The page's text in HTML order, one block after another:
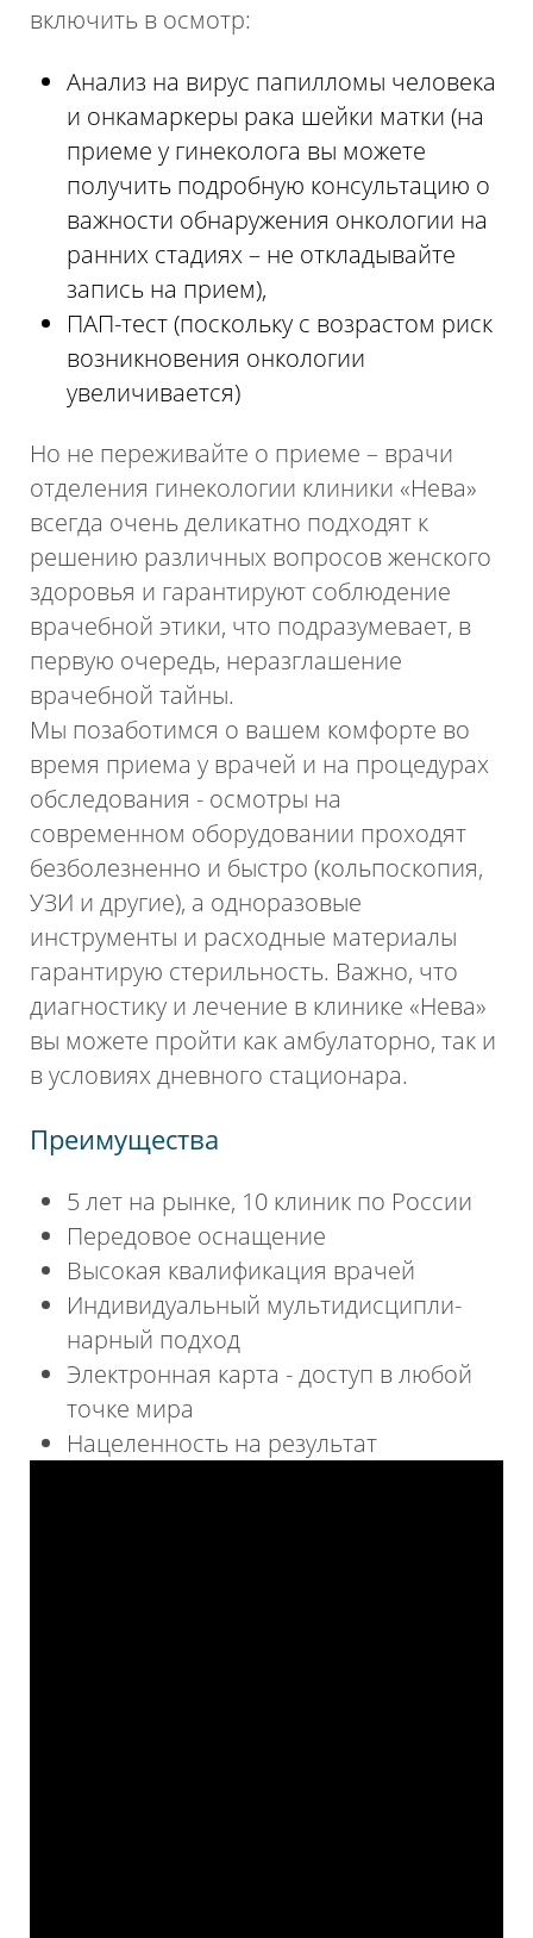
включить в осмотр:
Анализ на вирус папилломы человека
и онкамаркеры рака шейки матки (на
приеме у гинеколога вы можете
получить подробную консультацию о
важности обнаружения онкологии на
ранних стадиях – не откладывайте
запись на прием),
ПАП-тест (поскольку с возрастом риск
возникновения онкологии
увеличивается)
Но не переживайте о приеме – врачи
отделения гинекологии клиники «Нева»
всегда очень деликатно подходят к
решению различных вопросов женского
здоровья и гарантируют соблюдение
врачебной этики, что подразумевает, в
первую очередь, неразглашение
врачебной тайны.
Мы позаботимся о вашем комфорте во
время приема у врачей и на процедурах
обследования - осмотры на
современном оборудовании проходят
безболезненно и быстро (кольпоскопия,
УЗИ и другие), а одноразовые
инструменты и расходные материалы
гарантирую стерильность. Важно, что
диагностику и лечение в клинике «Нева»
вы можете пройти как амбулаторно, так и
в условиях дневного стационара.
Преимущества
5 лет на рынке, 10 клиник по России
Передовое оснащение
Высокая квалификация врачей
Индивидуальный мульти­дисципли­
нарный подход
Электронная карта - доступ в любой
точке мира
Нацеленность на результат
Нажимая на кнопку, я даю согласие на обработку